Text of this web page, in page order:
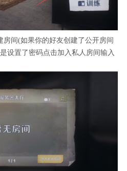
房间(如果你的好友创建了公开房间
设置了密码点击加入私人房间输入